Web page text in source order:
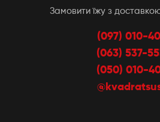
Замовити їжу з
(097) 010-
(063) 537-
(050) 010-